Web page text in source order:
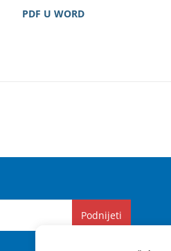
PDF U WORD
Podnijeti